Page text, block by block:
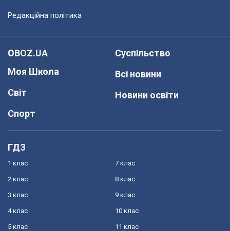
Редакційна політика
OBOZ.UA
Моя Школа
Світ
Спорт
Суспільство
Всі новини
Новини освіти
ГДЗ
1 клас
2 клас
3 клас
4 клас
5 клас
7 клас
8 клас
9 клас
10 клас
11 клас